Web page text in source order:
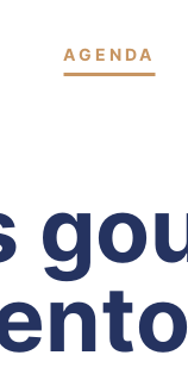
VOIR PLUSAGENDA